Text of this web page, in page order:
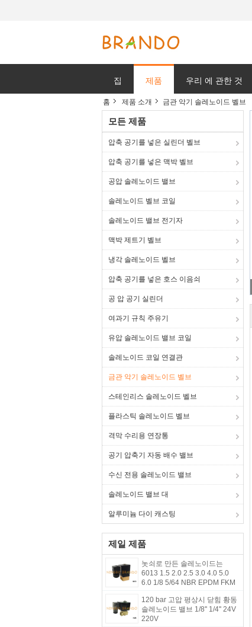
집 제품 우리 에 관한 것
홈 제품 소개 금관 악기 솔레노이드 벨브
모든 제품
압축 공기를 넣은 실린더 벨브
압축 공기를 넣은 맥박 벨브
공압 솔레노이드 밸브
솔레노이드 벨브 코일
솔레노이드 밸브 전기자
맥박 제트기 벨브
냉각 솔레노이드 벨브
압축 공기를 넣은 호스 이음쇠
공 압 공기 실린더
여과기 규칙 주유기
유압 솔레노이드 밸브 코일
솔레노이드 코일 연결관
금관 악기 솔레노이드 벨브
스테인리스 솔레노이드 벨브
플라스틱 솔레노이드 벨브
격막 수리용 연장통
공기 압축기 자동 배수 밸브
수신 전용 솔레노이드 밸브
솔레노이드 밸브 대
알루미늄 다이 캐스팅
제일 제품
놋쇠로 만든 솔레노이드는
6013 1.5 2.0 2.5 3.0 4.0 5.0
6.0 1/8 5/64 NBR EPDM FKM
120 bar 고압 평상시 닫힘 황동
솔레노이드 밸브 1/8'' 1/4'' 24V
220V